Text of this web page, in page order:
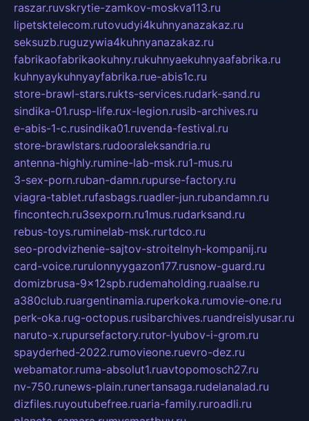
raszar.ruvskrytie-zamkov-moskva113.ru
lipetsktelecom.rutovudyi4kuhnyanazakaz.ru
seksuzb.ruguzywia4kuhnyanazakaz.ru
fabrikaofabrikaokuhny.rukuhnyaekuhnyaafabrika.ru
kuhnyaykuhnyayfabrika.rue-abis1c.ru
store-brawl-stars.rukts-services.rudark-sand.ru
sindika-01.rusp-life.rux-legion.rusib-archives.ru
e-abis-1-c.rusindika01.ruvenda-festival.ru
store-brawlstars.rudooraleksandria.ru
antenna-highly.rumine-lab-msk.ru1-mus.ru
3-sex-porn.ruban-damn.rupurse-factory.ru
viagra-tablet.rufasbags.ruadler-jun.rubandamn.ru
fincontech.ru3sexporn.ru1mus.rudarksand.ru
rebus-toys.ruminelab-msk.rurtdco.ru
seo-prodvizhenie-sajtov-stroitelnyh-kompanij.ru
card-voice.rurulonnyygazon177.rusnow-guard.ru
domizbrusa-9x12spb.rudemaholding.ruaalse.ru
a380club.ruargentinamia.ruperkoka.rumovie-one.ru
perk-oka.rug-octopus.rusibarchives.ruandreislyusar.ru
naruto-x.rupursefactory.rutor-lyubov-i-grom.ru
spayderhed-2022.rumovieone.ruevro-dez.ru
webamator.ruma-absolut1.ruavtopomosch27.ru
nv-750.runews-plain.runertansaga.rudelanalad.ru
dizfiles.ruyoutubefree.ruaria-family.ruroadli.ru